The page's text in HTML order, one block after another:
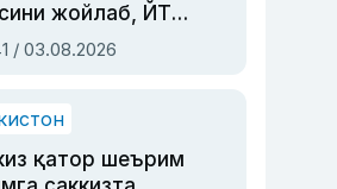
жойлаб, ЙТҲ
этган аёлга суд
ўқилди
/ 03.08.2026
қатор шеърим